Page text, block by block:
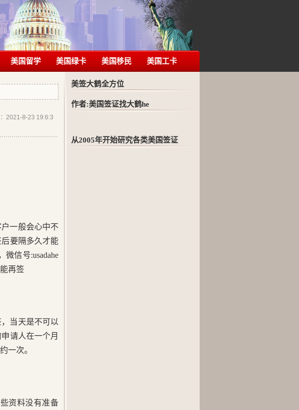
美国留学 美国绿卡 美国移民 美国工卡
2021-8-23 19:6:3
一般会心中不
要隔多久才能
信号:usadahe
再签
当天是不可以
请人在一个月
一次。
资料没有准备
美签大鹤全方位
作者:美国签证找大鹤he
从2005年开始研究各类美国签证